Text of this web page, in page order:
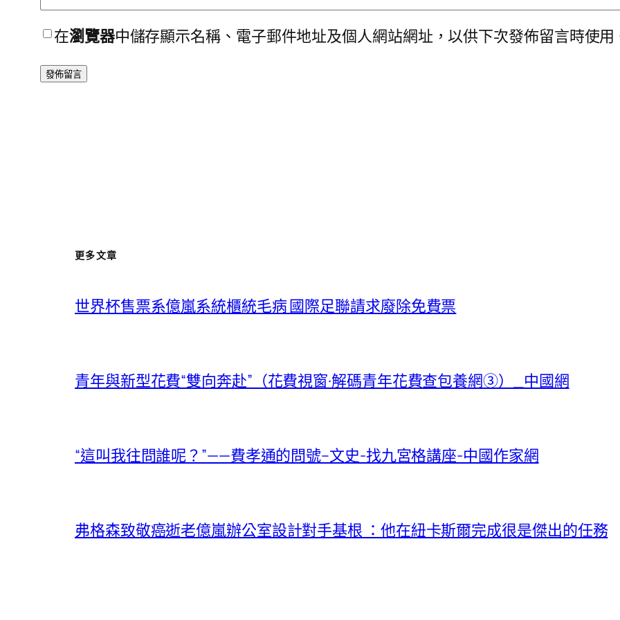
在瀏覽器中儲存顯示名稱、電子郵件地址及個人網站網址，以供下次發佈留言時使用
更多文章
世界杯售票系億嵐系統櫃統毛病 國際足聯請求廢除免費票
青年與新型花費“雙向奔赴”（花費視窗·解碼青年花費查包養網③）_中國網
“這叫我往問誰呢？”——費孝通的問號–文史-找九宮格講座-中國作家網
弗格森致敬癌逝老億嵐辦公室設計對手基根 ：他在紐卡斯爾完成很是傑出的任務